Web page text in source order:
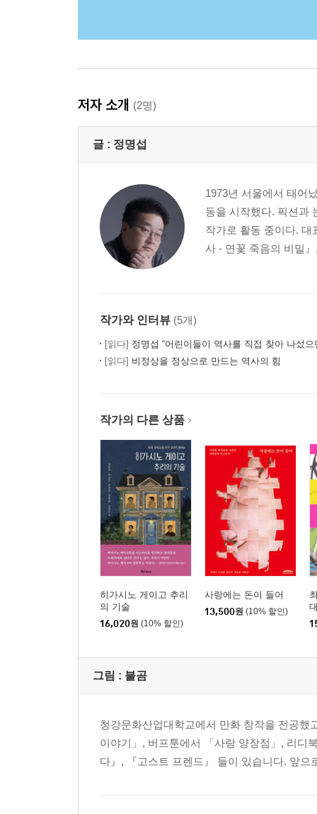
저자 소개 (2명)
글 : 정명섭
1973년 서울에서 태어
동을 시작했다. 픽션과
작가로 활동 중이다.
사 - 연꽃 죽음의 비밀
작가와 인터뷰 (5개)
[읽다] 정명섭 “어린이들이 역사를 직접 찾아 나섰으
[읽다] 비정상을 정상으로 만드는 역사의 힘
작가의 다른 상품
히가시노 게이고 추리
의 기술
16,020원 (10% 할인)
사랑에는 돈이 들어
13,500원 (10% 할인)
그림 : 불곰
청강문화산업대학교에서 만화 창작을 전공
이야기」, 버프툰에서 「사랑 양장점」, 리디
다』, 『고스트 프렌드』 들이 있습니다. 앞